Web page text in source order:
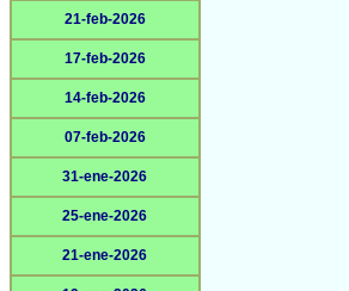
21-feb-2026
17-feb-2026
14-feb-2026
07-feb-2026
31-ene-2026
25-ene-2026
21-ene-2026